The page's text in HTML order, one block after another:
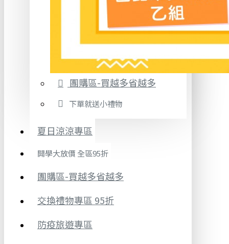
團購區-買越多省越多
下單就送小禮物
夏日涼涼專區
開學大放價 全區95折
團購區-買越多省越多
交換禮物專區 95折
防疫旅遊專區